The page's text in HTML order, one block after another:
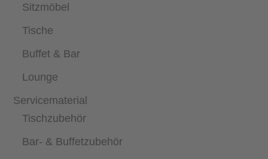
Sitzmöbel
Tische
Buffet & Bar
Lounge
Servicematerial
Tischzubehör
Bar- & Buffetzubehör